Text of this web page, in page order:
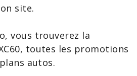
site.
vous trouverez la
, toutes les promotions
autos.